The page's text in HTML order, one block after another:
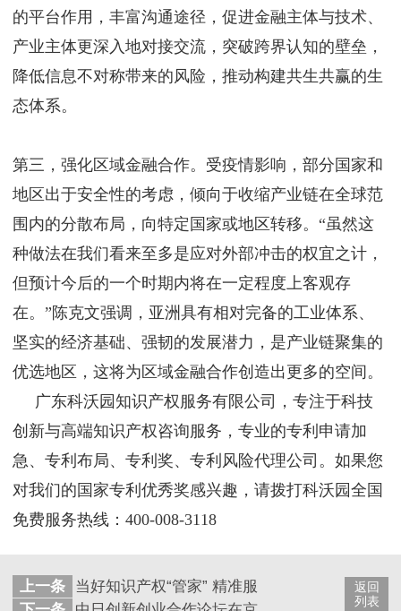
的平台作用，丰富沟通途径，促进金融主体与技术、
产业主体更深入地对接交流，突破跨界认知的壁垒，
降低信息不对称带来的风险，推动构建共生共赢的生
态体系。
第三，强化区域金融合作。受疫情影响，部分国家和
地区出于安全性的考虑，倾向于收缩产业链在全球范
围内的分散布局，向特定国家或地区转移。“虽然这
种做法在我们看来至多是应对外部冲击的权宜之计，
但预计今后的一个时期内将在一定程度上客观存
在。”陈克文强调，亚洲具有相对完备的工业体系、
坚实的经济基础、强韧的发展潜力，是产业链聚集的
优选地区，这将为区域金融合作创造出更多的空间。
广东科沃园知识产权服务有限公司，专注于科技
创新与高端知识产权咨询服务，专业的专利申请加
急、专利布局、专利奖、专利风险代理公司。如果您
对我们的国家专利优秀奖感兴趣，请拨打科沃园全国
免费服务热线：400-008-3118
返回
列表
上一条
当好知识产权“管家” 精准服务企业发展